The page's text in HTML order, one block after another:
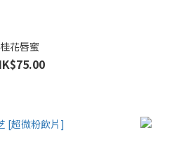
桂花唇蜜